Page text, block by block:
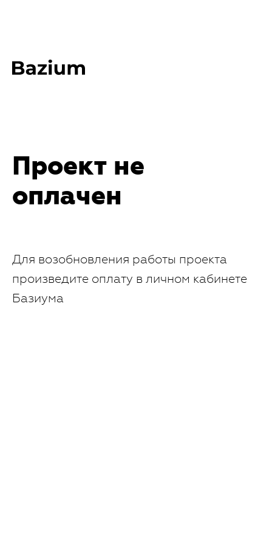
Проект не
оплачен
Для возобновления работы проекта
произведите оплату в личном кабинете
Базиума